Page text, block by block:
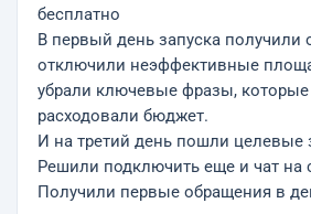
бесплатно
В первый день запуска получили
отключили неэффективные
убрали ключевые фразы,
расходовали бюджет.
И на третий день пошли целевые
Решили подключить еще и чат на
Получили первые обращения в